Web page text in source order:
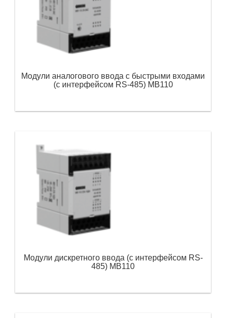
Модули аналогового ввода с быстрыми входами
(с интерфейсом RS-485) МВ110
Модули дискретного ввода (с интерфейсом RS-
485) МВ110